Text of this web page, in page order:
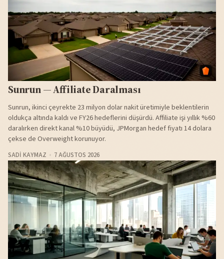
Sunrun — Affiliate Daralması
Sunrun, ikinci çeyrekte 23 milyon dolar nakit üretimiyle beklentilerin
oldukça altında kaldı ve FY26 hedeflerini düşürdü. Affiliate işi yıllık %60
daralırken direkt kanal %10 büyüdü, JPMorgan hedef fiyatı 14 dolara
çekse de Overweight korunuyor.
SADI KAYMAZ 7 AĞUSTOS 2026